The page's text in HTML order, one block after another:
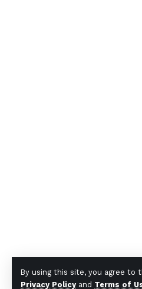
By using this site, you agree to
Privacy Policy and Terms of